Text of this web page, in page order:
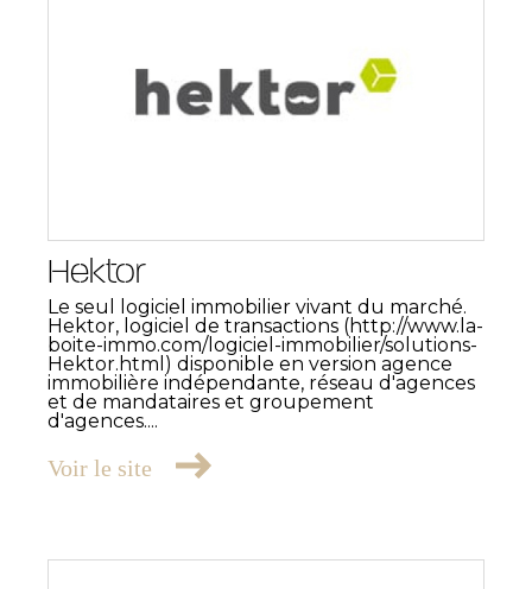
Hektor
Le seul logiciel immobilier vivant du marché.
Hektor, logiciel de transactions (http://www.la-
boite-immo.com/logiciel-immobilier/solutions-
Hektor.html) disponible en version agence
immobilière indépendante, réseau d'agences
et de mandataires et groupement
d'agences....
Voir le site